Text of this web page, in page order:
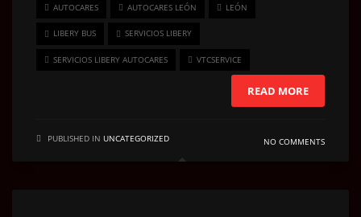
AUTOCARES AUTOCARES LEÓN LEÓN
LIBERY BUS SERVICIOS LIBERY
SERVICIOS LIBERY AUTOCARES VTCSERVICE
READ MORE
PUBLISHED IN UNCATEGORIZED NO COMMENTS